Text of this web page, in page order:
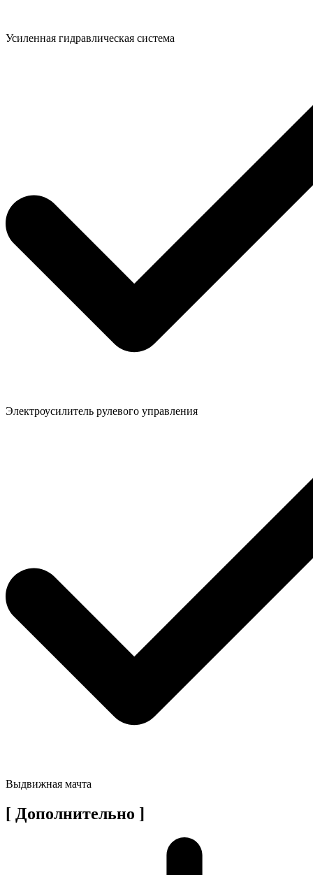
Усиленная гидравлическая система
Электроусилитель рулевого управления
Выдвижная мачта
[ Дополнительно ]